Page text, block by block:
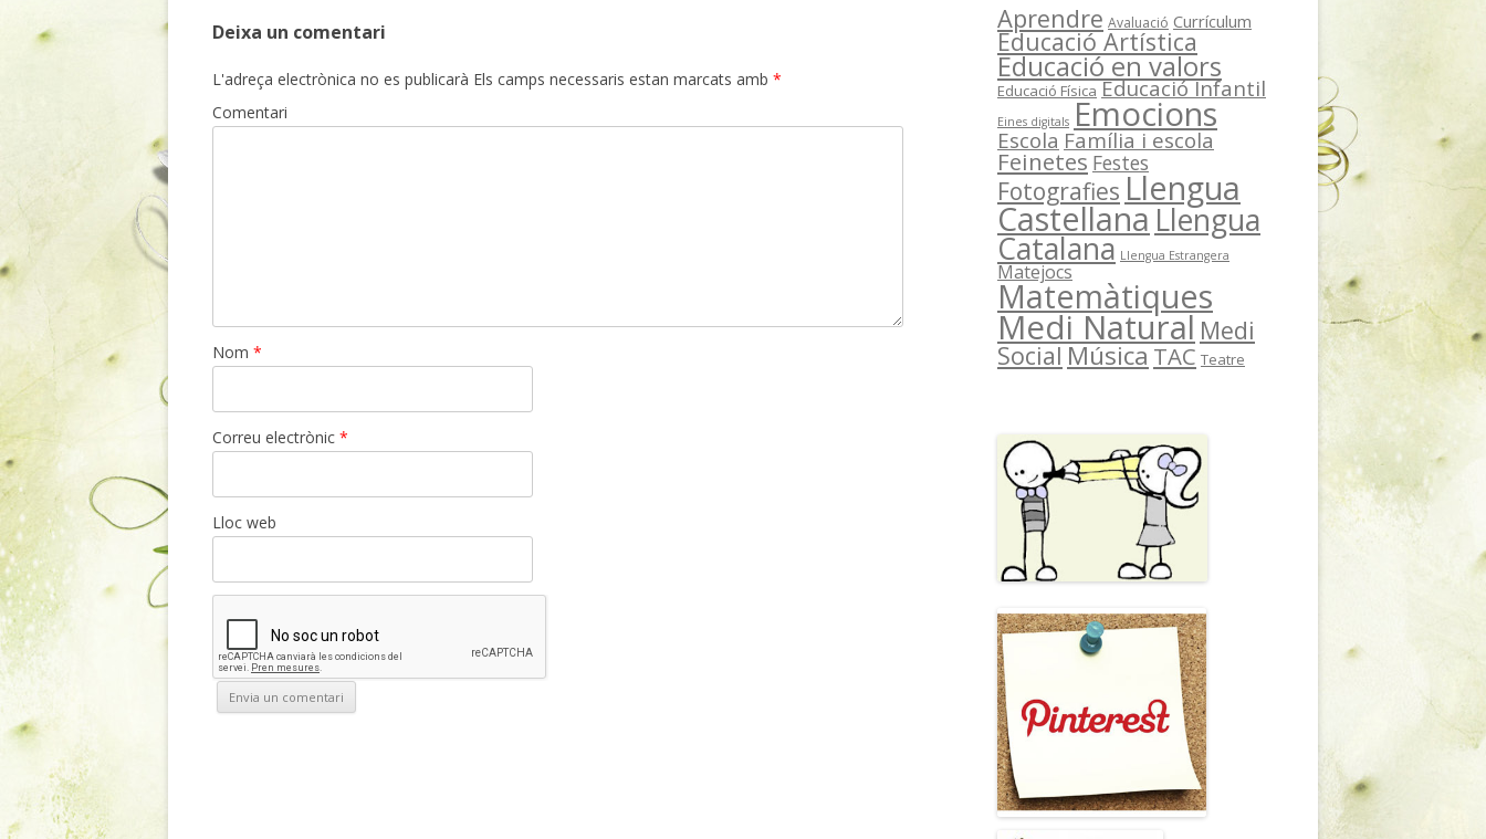
Deixa un comentari
L'adreça electrònica no es publicarà Els camps necessaris estan marcats amb *
Comentari
Nom *
Correu electrònic *
Lloc web
Aprendre Avaluació Currículum
Educació Artística
Educació en valors
Educació Física Educació Infantil
Eines digitals Emocions
Escola Família i escola
Feinetes Festes
FotografiesLlengua
CastellanaLlengua
Catalana Llengua Estrangera
Matejocs
Matemàtiques
Medi Natural Medi
Social MúsicaTAC Teatre